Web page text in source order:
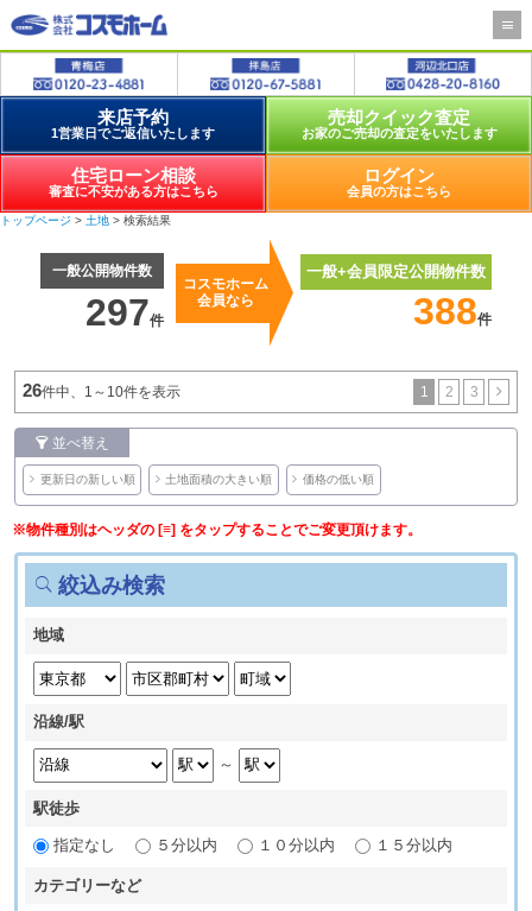
来店予約
1営業日でご返信いたします
売却クイック査定
お家のご売却の査定をいたします
住宅ローン相談
審査に不安がある方はこちら
ログイン
会員の方はこちら
トップページ > 土地 > 検索結果
一般公開物件数
297件
コスモホーム
会員なら
一般+会員限定公開物件数
388件
26件中、1～10件を表示 1 2 3
並べ替え
更新日の新しい順 土地面積の大きい順 価格の低い順
※物件種別はヘッダの [≡] をタップすることでご変更頂けます。
絞込み検索
地域
沿線/駅
～
駅徒歩
指定なし ５分以内 １０分以内 １５分以内
カテゴリーなど